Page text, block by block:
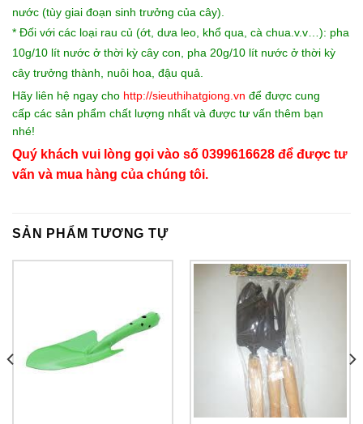
nước (tùy giai đoạn sinh trưởng của cây).
* Đối với các loại rau củ (ớt, dưa leo, khổ qua, cà chua.v.v…): pha
10g/10 lít nước ở thời kỳ cây con, pha 20g/10 lít nước ở thời kỳ
cây trưởng thành, nuôi hoa, đậu quả.
Hãy liên hệ ngay cho http://sieuthihatgiong.vn để được cung
cấp các sản phẩm chất lượng nhất và được tư vấn thêm bạn
nhé!
Quý khách vui lòng gọi vào số 0399616628 để được tư
vấn và mua hàng của chúng tôi.
SẢN PHẨM TƯƠNG TỰ